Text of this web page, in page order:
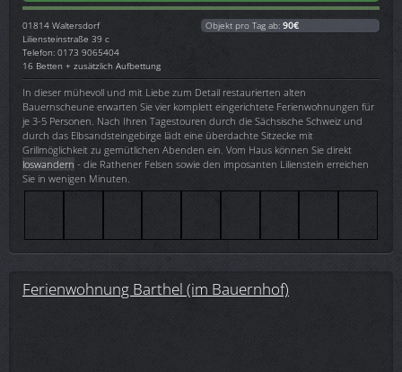
01814 Waltersdorf
Liliensteinstraße 39 c
Telefon: 0173 9065404
16 Betten + zusätzlich Aufbettung
Objekt pro Tag ab: 90€
In dieser mühevoll und mit Liebe zum Detail restaurierten alten
Bauernscheune erwarten Sie vier komplett eingerichtete Ferienwohnungen für
je 3-5 Personen. Nach Ihren Tagestouren durch die Sächsische Schweiz und
durch das Elbsandsteingebirge lädt eine überdachte Sitzecke mit
Grillmöglichkeit zu gemütlichen Abenden ein. Vom Haus können Sie direkt
loswandern - die Rathener Felsen sowie den imposanten Lilienstein erreichen
Sie in wenigen Minuten.
Ferienwohnung Barthel (im Bauernhof)